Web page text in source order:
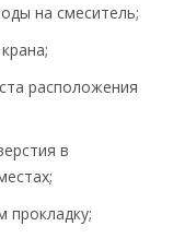
на смеситель;
расположения
в
прокладку;